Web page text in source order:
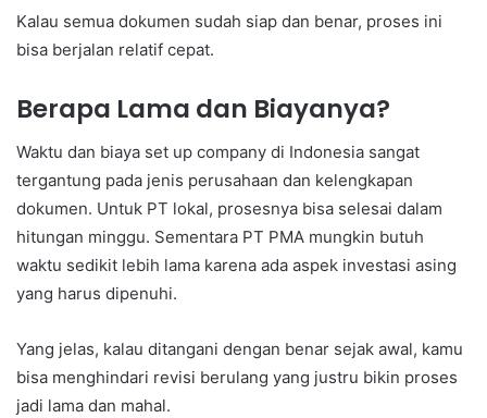
Kalau semua dokumen sudah siap dan benar, proses ini
bisa berjalan relatif cepat.
Berapa Lama dan Biayanya?
Waktu dan biaya set up company di Indonesia sangat
tergantung pada jenis perusahaan dan kelengkapan
dokumen. Untuk PT lokal, prosesnya bisa selesai dalam
hitungan minggu. Sementara PT PMA mungkin butuh
waktu sedikit lebih lama karena ada aspek investasi asing
yang harus dipenuhi.
Yang jelas, kalau ditangani dengan benar sejak awal, kamu
bisa menghindari revisi berulang yang justru bikin proses
jadi lama dan mahal.